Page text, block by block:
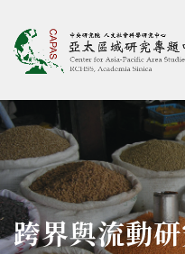
亞太區域
:::
跨界與流動